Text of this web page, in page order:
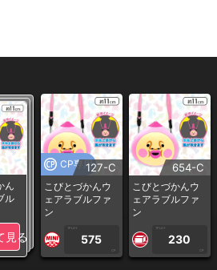
ん
ル
見る
CP専用127-C
こびとづかんウ
ェアラブルファ
ン
1PLAY
575
CP
654-C
こびとづかんウ
ェアラブルファ
ン
1PLAY
230
CP